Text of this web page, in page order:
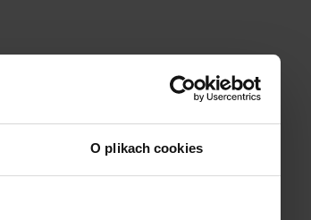
O plikach cookies